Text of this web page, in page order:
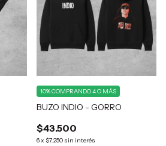
BUZO INDIO - GORRO
$43.500
6x $7.250 sin interés
10%COMPRANDO 4 O MÁS